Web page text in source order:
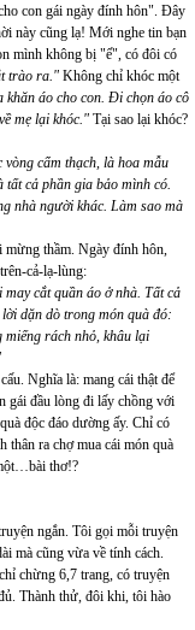
con gái ngày đính hôn". Đây
này cũng lạ! Mới nghe tin bạn
mình không bị "ế", có đôi có
trào ra." Không chỉ khóc một
khăn áo cho con. Đi chọn áo cô
mẹ lại khóc." Tại sao lại khóc?
cẩm thạch, là hoa mẫu
cả phần gia bảo mình có.
nhà người khác. Làm sao mà
thầm. Ngày đính hôn,
cả-lạ-lùng:
cắt quần áo ở nhà. Tất cả
dặn dò trong món quà đó:
miếng rách nhỏ, khâu lại
Nghĩa là: mang cái thật để
gái đầu lòng đi lấy chồng với
độc đáo dường ấy. Chỉ có
thân ra chợ mua cái món quà
thơ!?
ngắn. Tôi gọi mỗi truyện
mà cũng vừa về tính cách.
chừng 6,7 trang, có truyện
Thành thử, đôi khi, tôi hào